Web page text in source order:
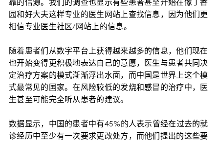
靠的信源。我们的调查也显示有些患者甚至开始在像丁香
园和好大夫这样专业的医生网站上查找信息，因为他们更
相信专业医生社区/网站上的信息。
随着患者们从数字平台上获得越来越多的信息，他们现在
也开始变得更积极地表达自己的意愿，医生与患者共同决
定治疗方案的模式渐渐浮出水面，而中国是世界上这个模
式最常见的国家。在风险较低的发烧和感冒的治疗中，医
生甚至可能完全听从患者的建议。
数据显示，中国的患者中有45%的人表示曾经在过去的就
诊经历中至少有一次要求更改处方，而他们提出的这些要